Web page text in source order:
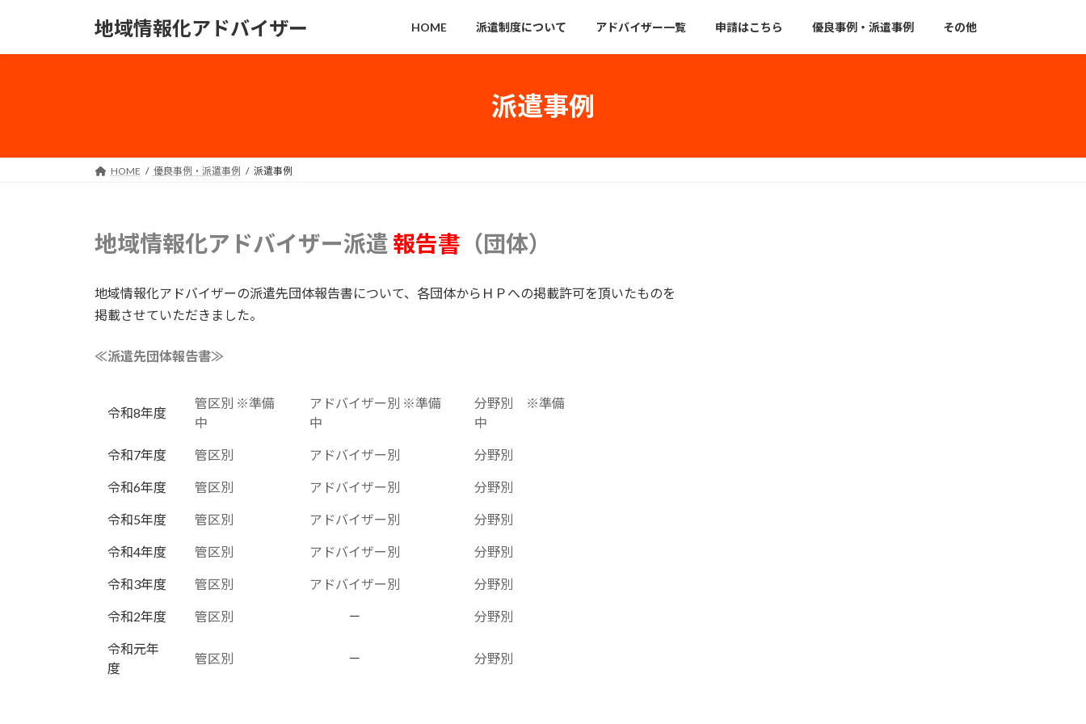
地域情報化アドバイザー HOME 派遣制度について アドバイザー一覧 申請はこちら 優良事例・派遣事例 その他
派遣事例
HOME 優良事例・派遣事例 派遣事例
地域情報化アドバイザー派遣報告書 （団体）
地域情報化アドバイザーの派遣先団体報告書について、各団体からＨＰへの掲載許可を頂いたものを
掲載させていただきました。
≪派遣先団体報告書≫
令和8年度
管区別 ※準備
中
アドバイザー別 ※準備
中
分野別 ※準備
中
令和7年度 管区別 アドバイザー別 分野別
令和6年度 管区別 アドバイザー別 分野別
令和5年度 管区別 アドバイザー別 分野別
令和4年度 管区別 アドバイザー別 分野別
令和3年度 管区別 アドバイザー別 分野別
令和2年度 管区別 － 分野別
令和元年
度
管区別 － 分野別